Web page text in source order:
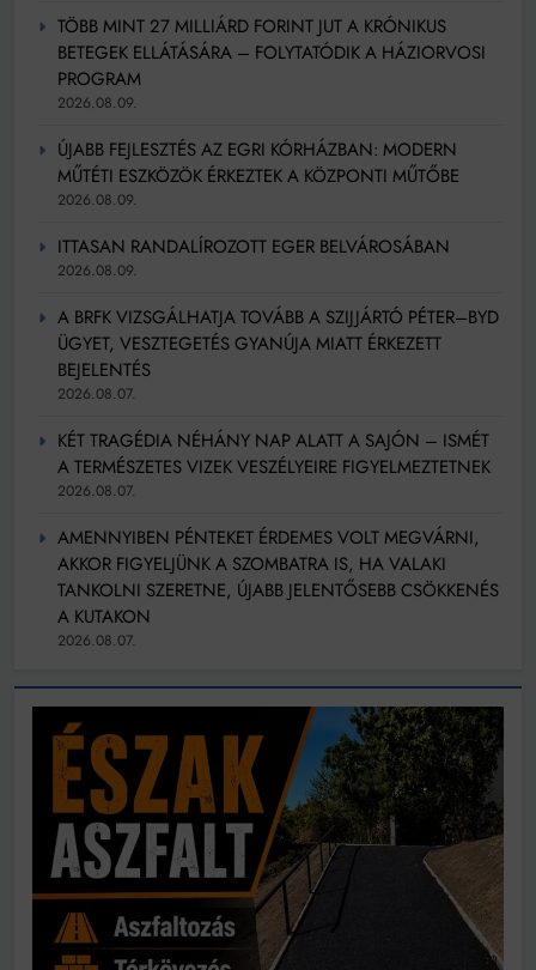
TÖBB MINT 27 MILLIÁRD FORINT JUT A KRÓNIKUS
BETEGEK ELLÁTÁSÁRA – FOLYTATÓDIK A HÁZIORVOSI
PROGRAM
2026.08.09.
ÚJABB FEJLESZTÉS AZ EGRI KÓRHÁZBAN: MODERN
MŰTÉTI ESZKÖZÖK ÉRKEZTEK A KÖZPONTI MŰTŐBE
2026.08.09.
ITTASAN RANDALÍROZOTT EGER BELVÁROSÁBAN
2026.08.09.
A BRFK VIZSGÁLHATJA TOVÁBB A SZIJJÁRTÓ PÉTER–BYD
ÜGYET, VESZTEGETÉS GYANÚJA MIATT ÉRKEZETT
BEJELENTÉS
2026.08.07.
KÉT TRAGÉDIA NÉHÁNY NAP ALATT A SAJÓN – ISMÉT
A TERMÉSZETES VIZEK VESZÉLYEIRE FIGYELMEZTETNEK
2026.08.07.
AMENNYIBEN PÉNTEKET ÉRDEMES VOLT MEGVÁRNI,
AKKOR FIGYELJÜNK A SZOMBATRA IS, HA VALAKI
TANKOLNI SZERETNE, ÚJABB JELENTŐSEBB CSÖKKENÉS
A KUTAKON
2026.08.07.